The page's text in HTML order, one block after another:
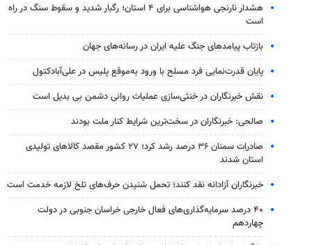
هشدار نارنجی هواشناسی برای ۴ استان؛ رگبار شدید و سقوط سنگ در راه
است
بازتاب پیامدهای جنگ علیه ایران در رسانه‌های جهان
پایان قدرت‌نمایی فرد مسلح با ورود به‌موقع پلیس در علی‌آبادکتول
نقش خبرنگاران در خنثی‌سازی عملیات روانی دشمن بی بدیل است
صالحی: خبرنگاران در سخت‌ترین شرایط کنار ملت بودند
صادرات سمنان ۳۶ درصد رشد کرد؛ ۲۷ کشور مقصد کالاهای تولیدی
استان شدند
خبرنگاران آزادانه نقد کنند؛ تحمل شنیدن حرف‌های تلخ لازمه خدمت است
۴۰ درصد سرمایه‌گذاری‌های فعال خارجی خراسان جنوبی در دولت
چهاردهم